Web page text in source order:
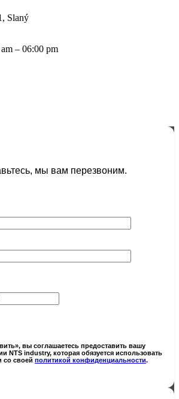
Slaný
– 06:00 pm
мы вам перезвоним.
вы соглашаетесь предоставить вашу
industry, которая обязуется использовать
со своей политикой конфиденциальности.